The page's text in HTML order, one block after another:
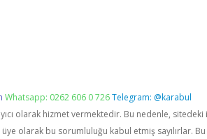
Whatsapp: 0262 606 0 726Telegram: @karabul
olarak hizmet vermektedir. Bu nedenle,
olarak bu sorumluluğu kabul etmiş sayılırlar.